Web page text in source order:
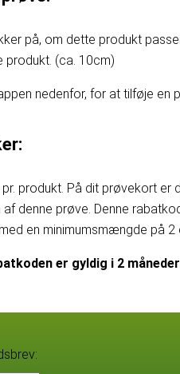
på, om dette produkt
produkt. (ca. 10cm)
nedenfor, for at tilføje en
produkt. På dit prøvekort er
denne prøve. Denne
en minimumsmængde på 2
er gyldig i 2